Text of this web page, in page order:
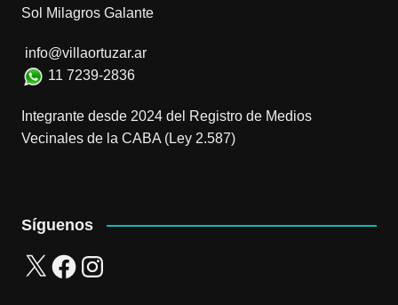
Sol Milagros Galante
info@villaortuzar.ar
11 7239-2836
Integrante desde 2024 del Registro de Medios
Vecinales de la CABA (Ley 2.587)
Síguenos
X FacebookInstagram